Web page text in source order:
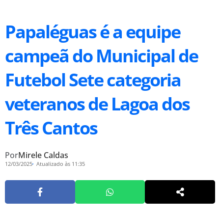
Papaléguas é a equipe
campeã do Municipal de
Futebol Sete categoria
veteranos de Lagoa dos
Três Cantos
PorMirele Caldas
12/03/2025 Atualizado às 11:35